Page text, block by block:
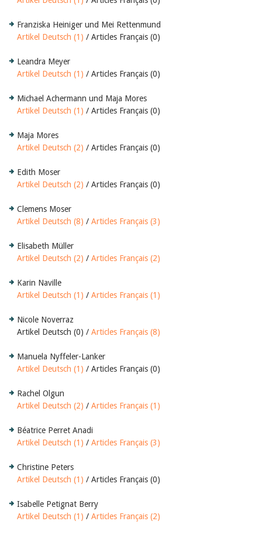
Franziska Heiniger und Mei Rettenmund
Artikel Deutsch (1) / Articles Français (0)
Leandra Meyer
Artikel Deutsch (1) / Articles Français (0)
Michael Achermann und Maja Mores
Artikel Deutsch (1) / Articles Français (0)
Maja Mores
Artikel Deutsch (2) / Articles Français (0)
Edith Moser
Artikel Deutsch (2) / Articles Français (0)
Clemens Moser
Artikel Deutsch (8) / Articles Français (3)
Elisabeth Müller
Artikel Deutsch (2) / Articles Français (2)
Karin Naville
Artikel Deutsch (1) / Articles Français (1)
Nicole Noverraz
Artikel Deutsch (0) / Articles Français (8)
Manuela Nyffeler-Lanker
Artikel Deutsch (1) / Articles Français (0)
Rachel Olgun
Artikel Deutsch (2) / Articles Français (1)
Béatrice Perret Anadi
Artikel Deutsch (1) / Articles Français (3)
Christine Peters
Artikel Deutsch (1) / Articles Français (0)
Isabelle Petignat Berry
Artikel Deutsch (1) / Articles Français (2)